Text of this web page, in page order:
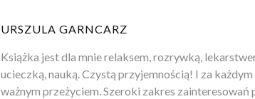
URSZULA GARNCARZ
Książka jest dla mnie relaksem, rozrywką,
ucieczką, nauką. Czystą przyjemnością! I za każdym
ważnym przeżyciem. Szeroki zakres zainteresowań